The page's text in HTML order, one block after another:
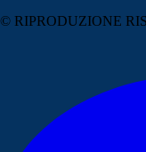
© RIPRODUZIONE